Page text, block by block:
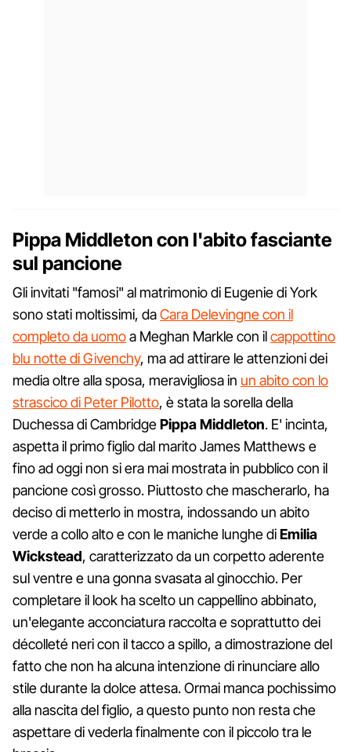
Pippa Middleton con l'abito fasciante
sul pancione
Gli invitati "famosi" al matrimonio di Eugenie di York
sono stati moltissimi, daCara Delevingne con il
completo da uomoa Meghan Markle con ilcappottino
blu notte di Givenchy, ma ad attirare le attenzioni dei
media oltre alla sposa, meravigliosa in un abito con lo
strascico di Peter Pilotto, è stata la sorella della
Duchessa di CambridgePippa Middleton. E' incinta,
aspetta il primo figlio dal marito James Matthews e
fino ad oggi non si era mai mostrata in pubblico con il
pancione così grosso. Piuttosto che mascherarlo, ha
deciso di metterlo in mostra, indossando un abito
verde a collo alto e con le maniche lunghe diEmilia
Wickstead, caratterizzato da un corpetto aderente
sul ventre e una gonna svasata al ginocchio. Per
completare il look ha scelto un cappellino abbinato,
un'elegante acconciatura raccolta e soprattutto dei
décolleté neri con il tacco a spillo, a dimostrazione del
fatto che non ha alcuna intenzione di rinunciare allo
stile durante la dolce attesa. Ormai manca pochissimo
alla nascita del figlio, a questo punto non resta che
aspettare di vederla finalmente con il piccolo tra le